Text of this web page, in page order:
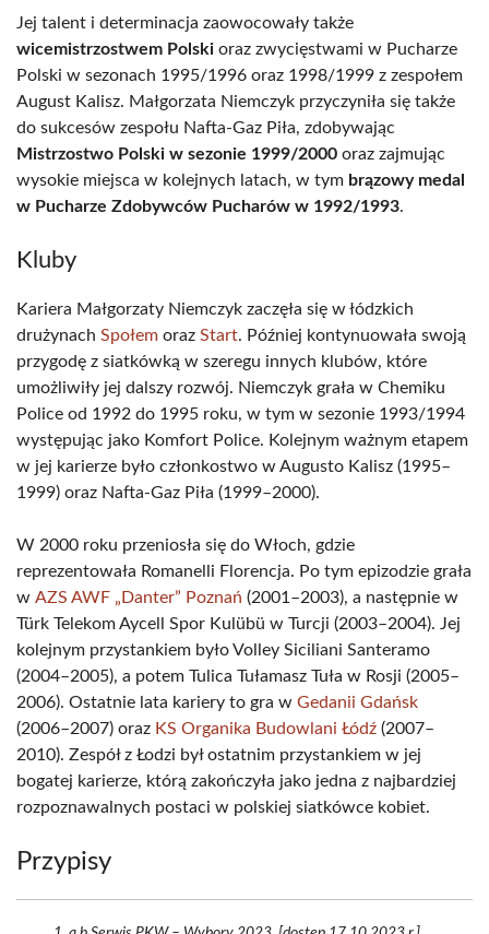
Jej talent i determinacja zaowocowały także
wicemistrzostwem Polski oraz zwycięstwami w Pucharze
Polski w sezonach 1995/1996 oraz 1998/1999 z zespołem
August Kalisz. Małgorzata Niemczyk przyczyniła się także
do sukcesów zespołu Nafta-Gaz Piła, zdobywając
Mistrzostwo Polski w sezonie 1999/2000 oraz zajmując
wysokie miejsca w kolejnych latach, w tym brązowy medal
w Pucharze Zdobywców Pucharów w 1992/1993.
Kluby
Kariera Małgorzaty Niemczyk zaczęła się w łódzkich
drużynach Społem oraz Start. Później kontynuowała swoją
przygodę z siatkówką w szeregu innych klubów, które
umożliwiły jej dalszy rozwój. Niemczyk grała w Chemiku
Police od 1992 do 1995 roku, w tym w sezonie 1993/1994
występując jako Komfort Police. Kolejnym ważnym etapem
w jej karierze było członkostwo w Augusto Kalisz (1995–
1999) oraz Nafta-Gaz Piła (1999–2000).
W 2000 roku przeniosła się do Włoch, gdzie
reprezentowała Romanelli Florencja. Po tym epizodzie grała
w AZS AWF „Danter” Poznań (2001–2003), a następnie w
Türk Telekom Aycell Spor Kulübü w Turcji (2003–2004). Jej
kolejnym przystankiem było Volley Siciliani Santeramo
(2004–2005), a potem Tulica Tułamasz Tuła w Rosji (2005–
2006). Ostatnie lata kariery to gra w Gedanii Gdańsk
(2006–2007) oraz KS Organika Budowlani Łódź (2007–
2010). Zespół z Łodzi był ostatnim przystankiem w jej
bogatej karierze, którą zakończyła jako jedna z najbardziej
rozpoznawalnych postaci w polskiej siatkówce kobiet.
Przypisy